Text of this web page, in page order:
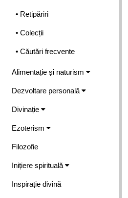
• Retipăriri
• Colecții
• Căutări frecvente
Alimentație și naturism
Dezvoltare personală
Divinație
Ezoterism
Filozofie
Inițiere spirituală
Inspirație divină